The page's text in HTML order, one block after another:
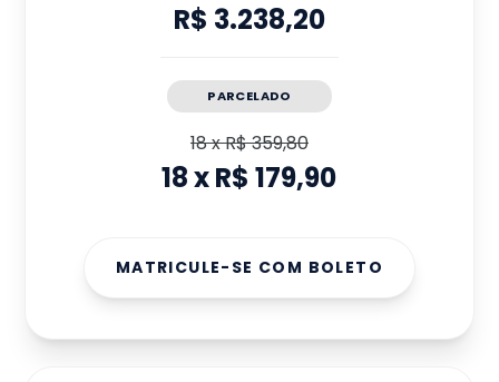
R$ 3.238,20
PARCELADO
18xR$ 359,80
18xR$ 179,90
MATRICULE-SE COM BOLETO